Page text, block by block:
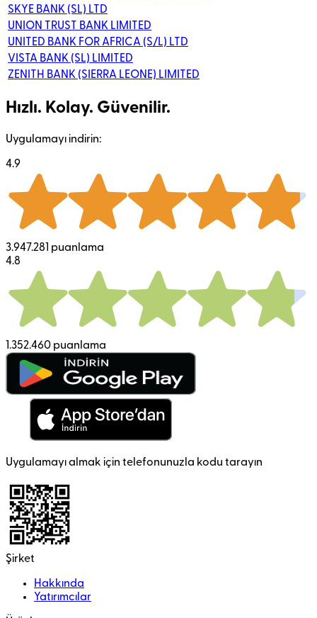
SKYE BANK (SL) LTD
UNION TRUST BANK LIMITED
UNITED BANK FOR AFRICA (S/L) LTD
VISTA BANK (SL) LIMITED
ZENITH BANK (SIERRA LEONE) LIMITED
Hızlı. Kolay. Güvenilir.
Uygulamayı indirin:
4.9
3.947.281 puanlama
4.8
1.352.460 puanlama
Uygulamayı almak için telefonunuzla kodu tarayın
Şirket
Hakkında
Yatırımcılar